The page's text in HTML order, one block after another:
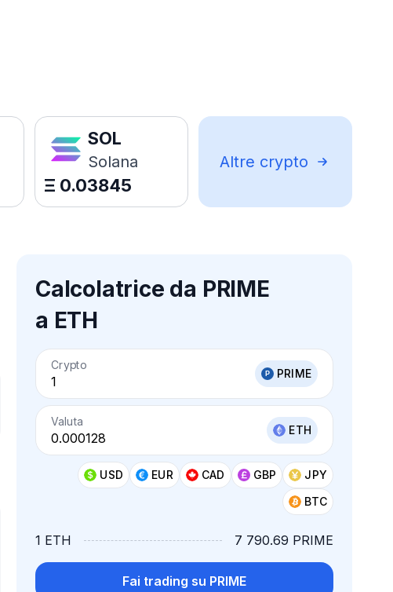
SOL
Solana
Ξ 0.03845
Altre crypto
Calcolatrice da PRIME
a ETH
Crypto
PRIME
Valuta
ETH
USD EUR CAD GBP
JPY
BTC
1 ETH 7 790.69 PRIME
Fai trading su PRIME